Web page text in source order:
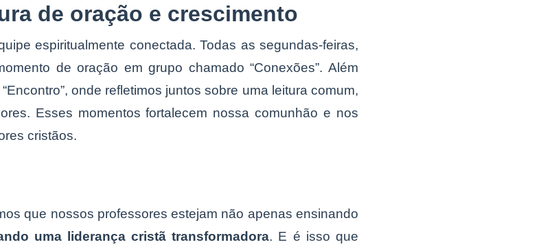
de oração e crescimento
espiritualmente conectada. Todas as segundas-feiras,
de oração em grupo chamado “Conexões”. Além
onde refletimos juntos sobre uma leitura comum,
Esses momentos fortalecem nossa comunhão e nos
cristãos.
que nossos professores estejam não apenas ensinando
uma liderança cristã transformadora. E é isso que